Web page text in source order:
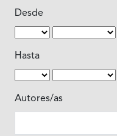
Desde
Hasta
Autores/as